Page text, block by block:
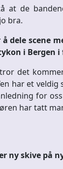
at de
bra.
dele scene
i Bergen
det
har et
for
har tatt
ny skive på